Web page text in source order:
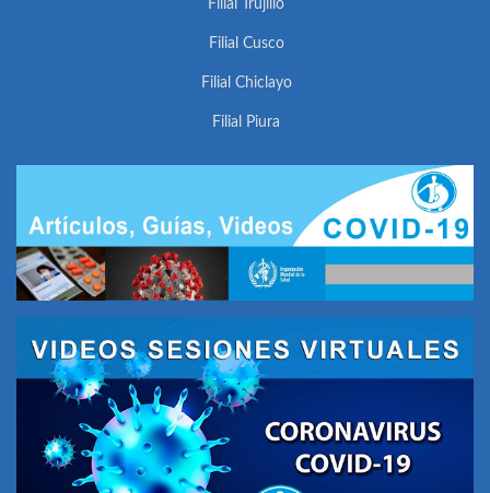
Filial Trujillo
Filial Cusco
Filial Chiclayo
Filial Piura